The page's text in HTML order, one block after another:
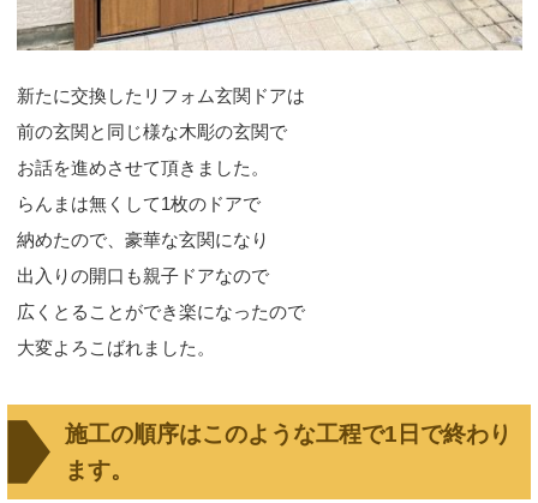
新たに交換したリフォム玄関ドアは
前の玄関と同じ様な木彫の玄関で
お話を進めさせて頂きました。
らんまは無くして1枚のドアで
納めたので、豪華な玄関になり
出入りの開口も親子ドアなので
広くとることができ楽になったので
大変よろこばれました。
施工の順序はこのような工程で1日で終わり
ます。